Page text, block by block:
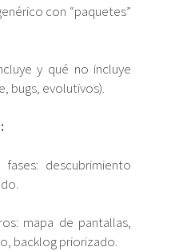
con “paquetes”
y qué no incluye
bugs, evolutivos).
descubrimiento
mapa de pantallas,
backlog priorizado.